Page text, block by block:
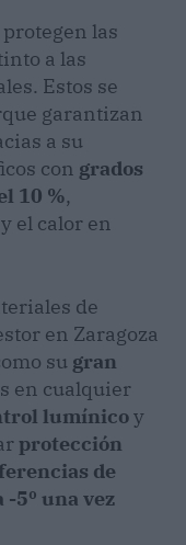
las
a las
Estos se
garantizan
a su
con grados
10 %,
el calor en
de
en Zaragoza
su gran
en cualquier
lumínicoy
protección
de
5º una vez